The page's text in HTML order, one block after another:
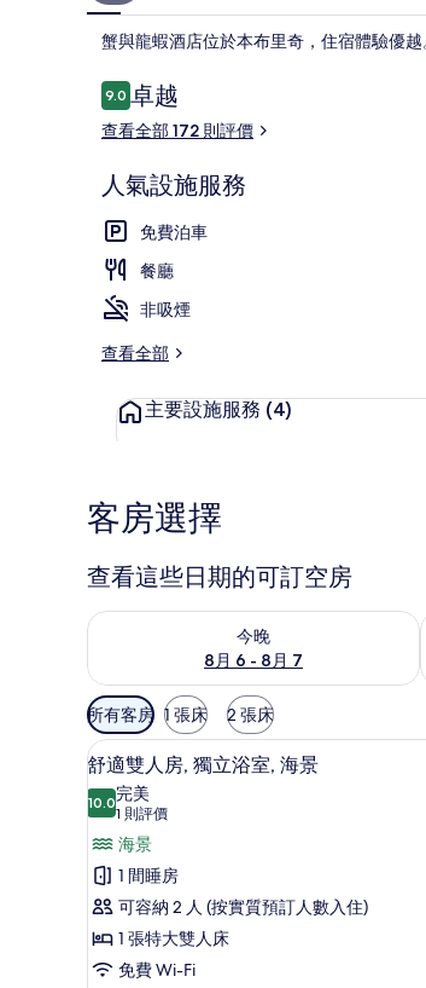
蟹與龍蝦酒店位於本布里奇，住宿體驗優
評
價
9.09.0 分，滿分 10 分，
卓越
查看全部 172 則評價
人氣設施服務
免費泊車
餐廳
非吸煙
查看全部
主要設施服務 (4)
客房選擇
查看這些日期的可訂空房
今晚
8月 6 - 8月 7
查看今晚 8月 6 - 8月 7的可訂空房
可
用
嘅
客
房
篩
選
條
件
所有客房 1 張床 2 張床
載
入
所
有
舒
適
雙
人
4
舒適雙人房, 獨立浴室, 海景
10.010.0 分，滿分 10 分
完美
1 則評價
(1
則
評
價)
海景
1 間睡房
可容納 2 人 (按實質預訂人數入住)
1 張特大雙人床
免費 Wi-Fi